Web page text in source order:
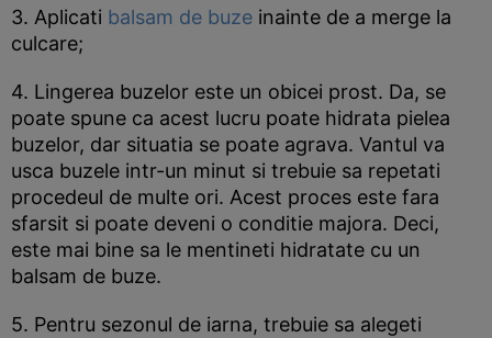
3. Aplicati balsam de buze inainte de a merge la
culcare;
4. Lingerea buzelor este un obicei prost. Da, se
poate spune ca acest lucru poate hidrata pielea
buzelor, dar situatia se poate agrava. Vantul va
usca buzele intr-un minut si trebuie sa repetati
procedeul de multe ori. Acest proces este fara
sfarsit si poate deveni o conditie majora. Deci,
este mai bine sa le mentineti hidratate cu un
balsam de buze.
5. Pentru sezonul de iarna, trebuie sa alegeti